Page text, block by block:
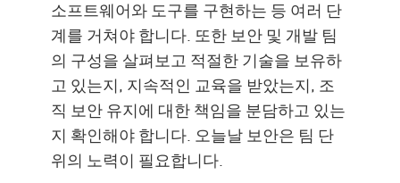
소프트웨어와 도구를 구현하는 등 여러 단
계를 거쳐야 합니다. 또한 보안 및 개발 팀
의 구성을 살펴보고 적절한 기술을 보유하
고 있는지, 지속적인 교육을 받았는지, 조
직 보안 유지에 대한 책임을 분담하고 있는
지 확인해야 합니다. 오늘날 보안은 팀 단
위의 노력이 필요합니다.